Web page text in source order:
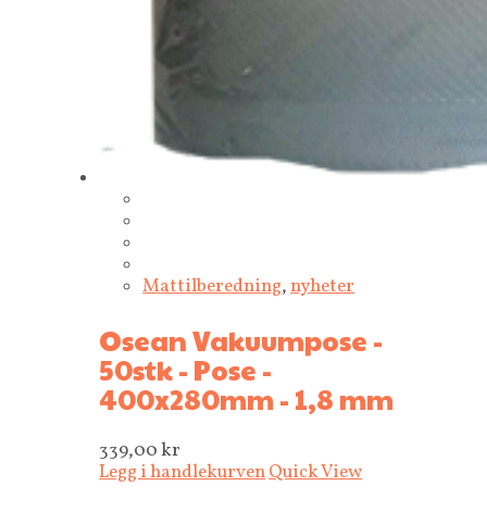
Mattilberedning,nyheter
Osean Vakuumpose -
50stk - Pose -
400x280mm - 1,8 mm
339,00kr
Legg i handlekurvenQuick View